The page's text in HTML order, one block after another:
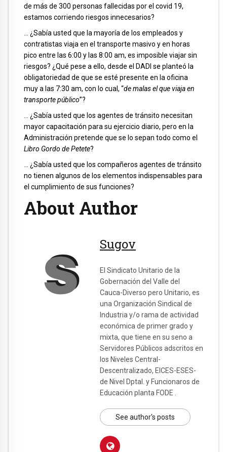
de más de 300 personas fallecidas por el covid 19,
estamos corriendo riesgos innecesarios?
… ¿Sabía usted que la mayoría de los empleados y
contratistas viaja en el transporte masivo y en horas
pico entre las 6:00 y las 8:00 am, es imposible viajar sin
riesgos? ¿Qué pese a ello, desde el DADI se planteó la
obligatoriedad de que se esté presente en la oficina
muy a las 7:30 am, con lo cual, “de malas el que viaja en
transporte público”?
… ¿Sabía usted que los agentes de tránsito necesitan
mayor capacitación para su ejercicio diario, pero en la
Administración pretende que se lo sepan todo como el
Libro Gordo de Petete?
… ¿Sabía usted que los compañeros agentes de tránsito
no tienen algunos de los elementos indispensables para
el cumplimiento de sus funciones?
About Author
Sugov
El Sindicato Unitario de la
Gobernación del Valle del
Cauca-Diverso pero Unitario, es
una Organización Sindical de
Industria y/o rama de actividad
económica de primer grado y
mixta, que tiene en su seno a
Servidores Públicos adscritos en
los Niveles Central-
Descentralizado, EICES-ESES-
de Nivel Dptal. y Funcionaros de
Educación planta FODE .
See author's posts